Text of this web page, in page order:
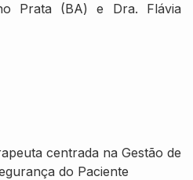
Prata (BA) e Dra. Flávia
centrada na Gestão de
do Paciente